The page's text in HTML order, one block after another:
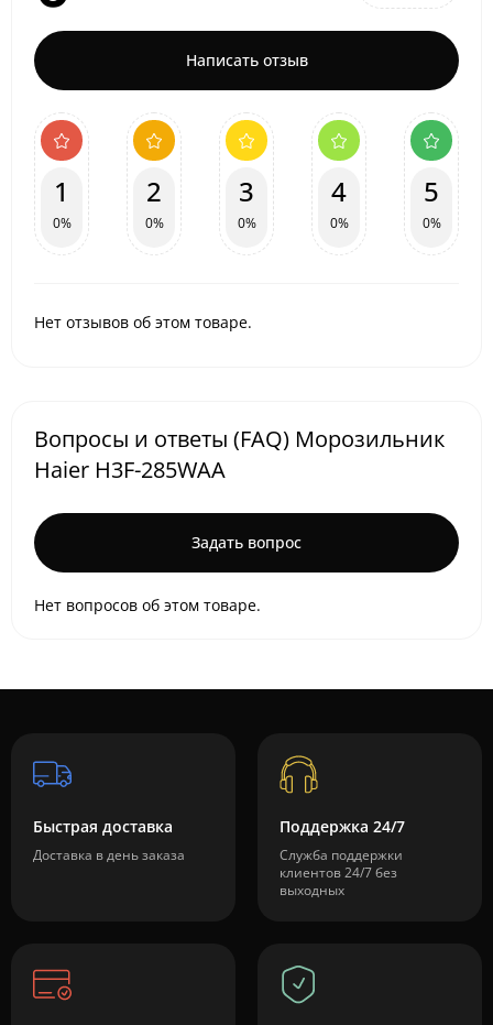
Написать отзыв
1
0%
2
0%
3
0%
4
0%
5
0%
Нет отзывов об этом товаре.
Вопросы и ответы (FAQ) Морозильник
Haier H3F-285WAA
Задать вопрос
Нет вопросов об этом товаре.
Быстрая доставка
Доставка в день заказа
Поддержка 24/7
Служба поддержки
клиентов 24/7 без
выходных